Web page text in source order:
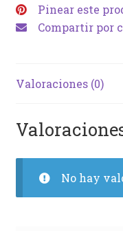
Pinear este
Compartir por
Valoraciones (0)
No hay